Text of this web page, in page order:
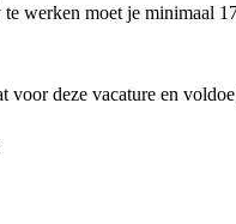
werken moet je minimaal
voor deze vacature en